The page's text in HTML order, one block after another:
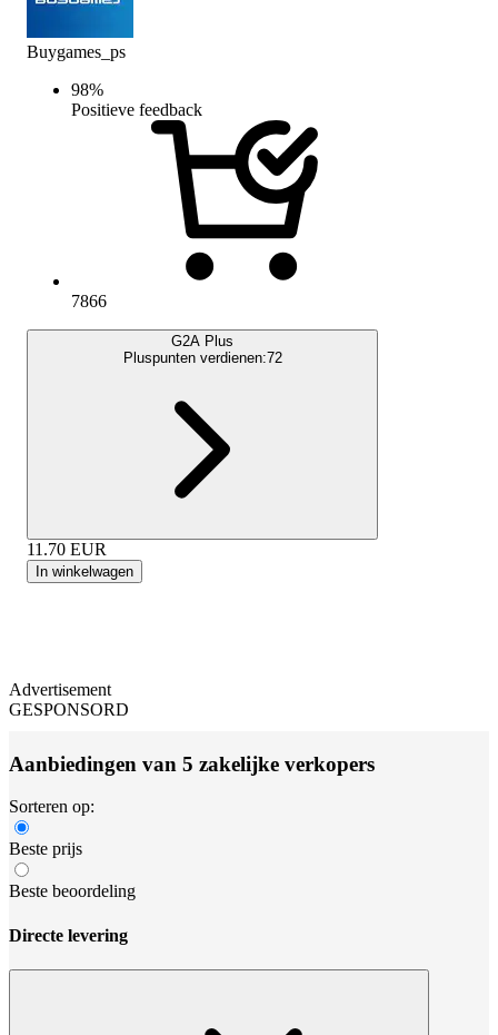
Buygames_ps
98%
Positieve feedback
7866
G2A Plus
Pluspunten verdienen:72
11.70 EUR
In winkelwagen
Advertisement
GESPONSORD
Aanbiedingen van 5 zakelijke verkopers
Sorteren op:
Beste prijs
Beste beoordeling
Directe levering